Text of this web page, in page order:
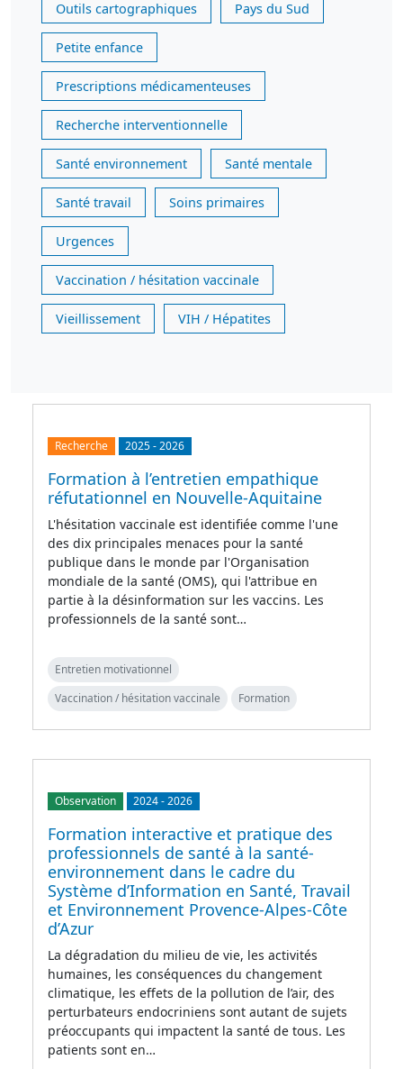
Outils cartographiques Pays du Sud
Petite enfance
Prescriptions médicamenteuses
Recherche interventionnelle
Santé environnement Santé mentale
Santé travail Soins primaires
Urgences
Vaccination / hésitation vaccinale
Vieillissement VIH / Hépatites
Recherche 2025-2026
Formation à l’entretien empathique
réfutationnel en Nouvelle-Aquitaine
L'hésitation vaccinale est identifiée comme l'une
des dix principales menaces pour la santé
publique dans le monde par l'Organisation
mondiale de la santé (OMS), qui l'attribue en
partie à la désinformation sur les vaccins. Les
professionnels de la santé sont…
Entretien motivationnel
Vaccination / hésitation vaccinale
Formation
Observation 2024-2026
Formation interactive et pratique des
professionnels de santé à la santé-
environnement dans le cadre du
Système d’Information en Santé, Travail
et Environnement Provence-Alpes-Côte
d’Azur
La dégradation du milieu de vie, les activités
humaines, les conséquences du changement
climatique, les effets de la pollution de l’air, des
perturbateurs endocriniens sont autant de sujets
préoccupants qui impactent la santé de tous. Les
patients sont en…